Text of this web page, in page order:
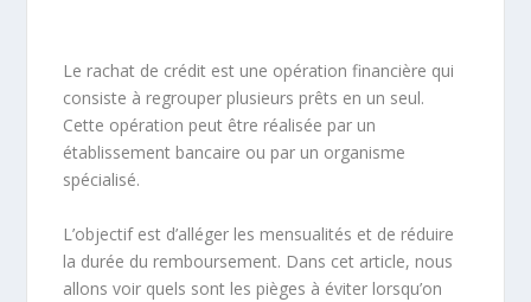
Le rachat de crédit est une opération financière qui
consiste à regrouper plusieurs prêts en un seul.
Cette opération peut être réalisée par un
établissement bancaire ou par un organisme
spécialisé.
L’objectif est d’alléger les mensualités et de réduire
la durée du remboursement. Dans cet article, nous
allons voir quels sont les pièges à éviter lorsqu’on